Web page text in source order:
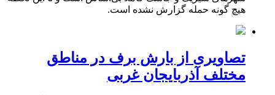
هیچ گونه حمله گزارش نشده است.
تصاویری از بارش برف در مناطق
مختلف آذربایجان غربی